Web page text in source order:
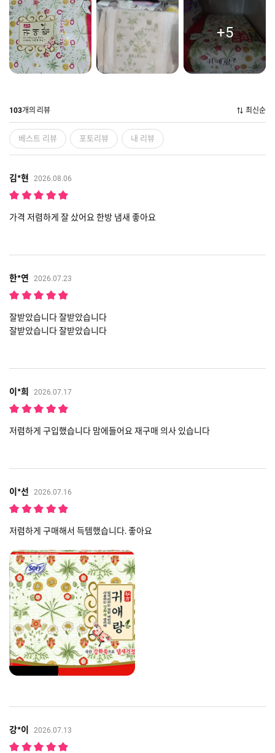
+5
103개의 리뷰 최신순
베스트 리뷰 포토리뷰 내 리뷰
김*현 2026.08.06
가격 저렴하게 잘 샀어요 한방 냄새 좋아요
한*연 2026.07.23
잘받았습니다 잘받았습니다
잘받았습니다 잘받았습니다
이*희 2026.07.17
저렴하게 구입했습니다 맘에들어요 재구매 의사 있습니다
이*선 2026.07.16
저렴하게 구매해서 득템했습니다. 좋아요
강*이 2026.07.13